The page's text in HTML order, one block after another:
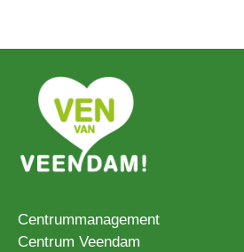
Centrummanagement
Centrum Veendam